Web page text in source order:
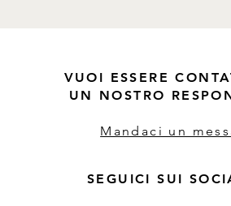
VUOI ESSERE
UN NOSTRO
Mandaci un
SEGUICI SUI